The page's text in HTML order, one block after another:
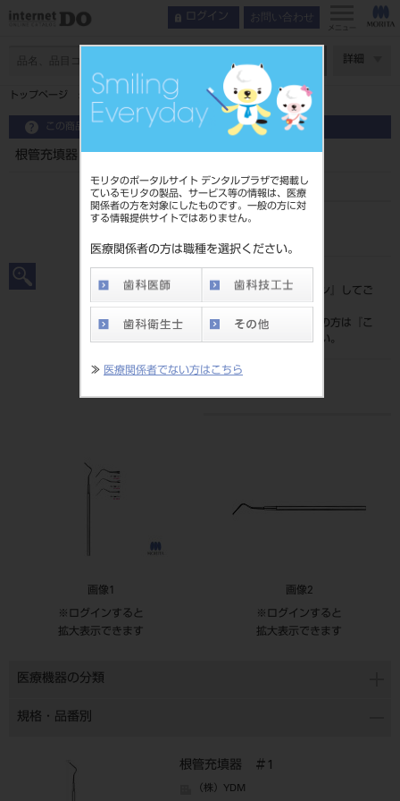
モリタのポータルサイト デンタルプラザで掲載し
ているモリタの製品、サービス等の情報は、医療
関係者の方を対象にしたものです。一般の方に対
する情報提供サイトではありません。
医療関係者の方は職種を選択ください。
≫ 医療関係者でない方はこちら
ログイン お問い合わせ
メニュー
詳細
トップページ 根管充填器
この商品に関するお問い合わせ
根管充填器
品目コード
価格の確認は『ログイン
』してご
覧ください。
ネット会員登録がまだの方は『
こ
ちら』より登録ください。
メーカー
株式会社YDM
画像1
※ログインすると
拡大表示できます
画像2
※ログインすると
拡大表示できます
医療機器の分類
規格・品番別
根管充填器 ＃1
（株）YDM